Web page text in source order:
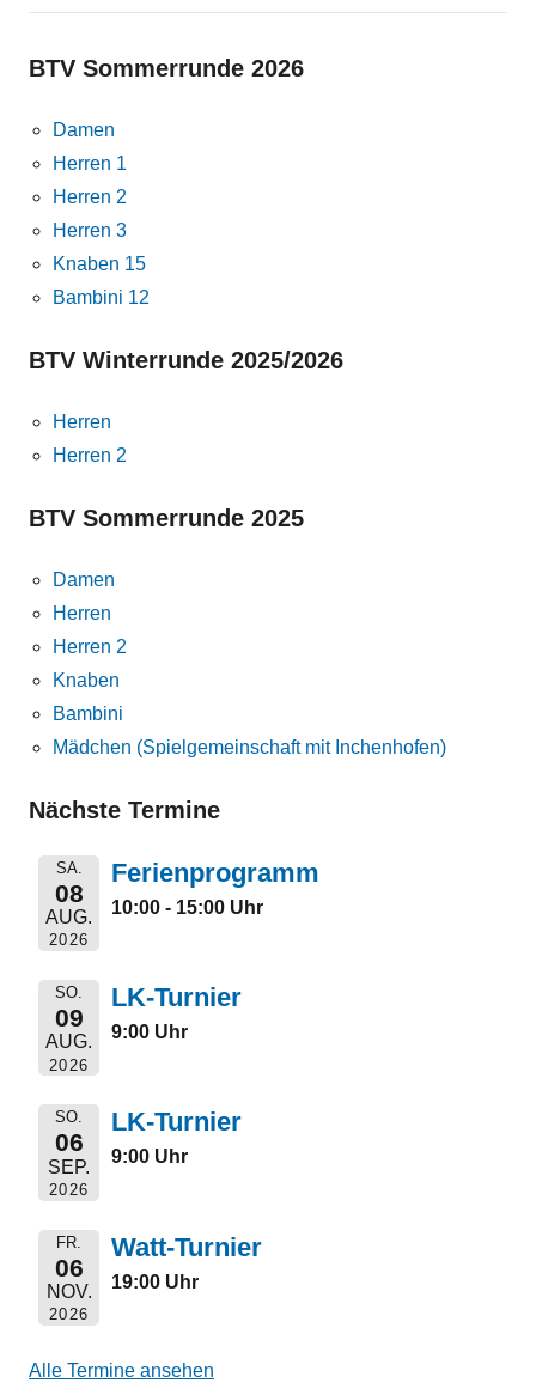
BTV Sommerrunde 2026
Damen
Herren 1
Herren 2
Herren 3
Knaben 15
Bambini 12
BTV Winterrunde 2025/2026
Herren
Herren 2
BTV Sommerrunde 2025
Damen
Herren
Herren 2
Knaben
Bambini
Mädchen (Spielgemeinschaft mit Inchenhofen)
Nächste Termine
SA.
08
AUG.
2026
Ferienprogramm
10:00 - 15:00 Uhr
SO.
09
AUG.
2026
LK-Turnier
9:00 Uhr
SO.
06
SEP.
2026
LK-Turnier
9:00 Uhr
FR.
06
NOV.
2026
Watt-Turnier
19:00 Uhr
Alle Termine ansehen